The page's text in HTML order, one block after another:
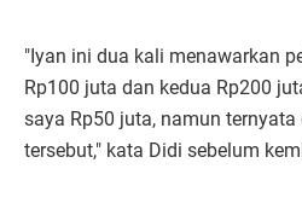
"Iyan ini dua kali menawarkan
Rp100 juta dan kedua Rp200
saya Rp50 juta, namun
tersebut," kata Didi sebelum